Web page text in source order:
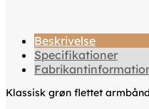
Beskrivelse
Specifikationer
Klassisk grøn flettet